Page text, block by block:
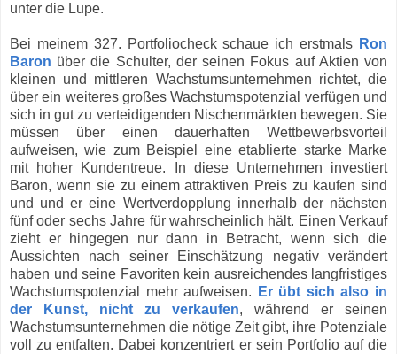
unter die Lupe.
Bei meinem 327. Portfoliocheck schaue ich erstmals Ron
Baron über die Schulter, der seinen Fokus auf Aktien von
kleinen und mittleren Wachstumsunternehmen richtet, die
über ein weiteres großes Wachstumspotenzial verfügen und
sich in gut zu verteidigenden Nischenmärkten bewegen. Sie
müssen über einen dauerhaften Wettbewerbsvorteil
aufweisen, wie zum Beispiel eine etablierte starke Marke
mit hoher Kundentreue. In diese Unternehmen investiert
Baron, wenn sie zu einem attraktiven Preis zu kaufen sind
und und er eine Wertverdopplung innerhalb der nächsten
fünf oder sechs Jahre für wahrscheinlich hält. Einen Verkauf
zieht er hingegen nur dann in Betracht, wenn sich die
Aussichten nach seiner Einschätzung negativ verändert
haben und seine Favoriten kein ausreichendes langfristiges
Wachstumspotenzial mehr aufweisen.
Er übt sich also in
der Kunst, nicht zu verkaufen, während er seinen
Wachstumsunternehmen die nötige Zeit gibt, ihre Potenziale
voll zu entfalten. Dabei konzentriert er sein Portfolio auf die